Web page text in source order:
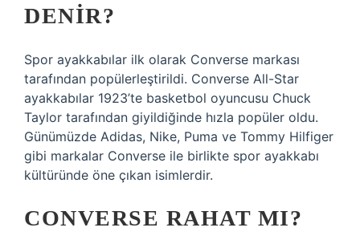
DENIR?
Spor ayakkabılar ilk olarak Converse markası
tarafından popülerleştirildi. Converse All-Star
ayakkabılar 1923’te basketbol oyuncusu Chuck
Taylor tarafından giyildiğinde hızla popüler oldu.
Günümüzde Adidas, Nike, Puma ve Tommy Hilfiger
gibi markalar Converse ile birlikte spor ayakkabı
kültüründe öne çıkan isimlerdir.
CONVERSE RAHAT MI?